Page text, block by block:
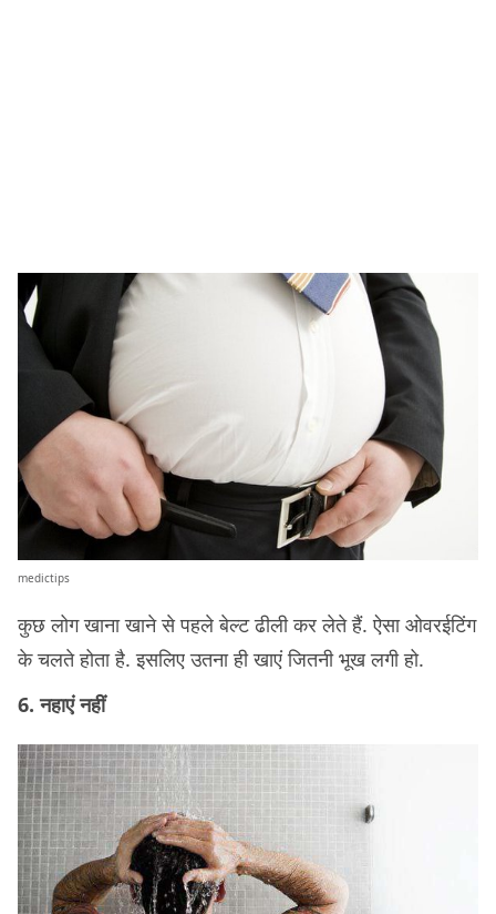
medictips
कुछ लोग खाना खाने से पहले बेल्ट ढीली कर लेते हैं. ऐसा ओवरईटिंग
के चलते होता है. इसलिए उतना ही खाएं जितनी भूख लगी हो.
6. नहाएं नहीं